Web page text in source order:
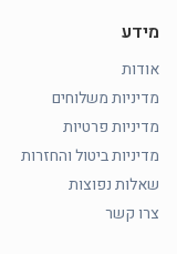
מידע
אודות
מדיניות משלוחים
מדיניות פרטיות
מדיניות ביטול והחזרות
שאלות נפוצות
צרו קשר